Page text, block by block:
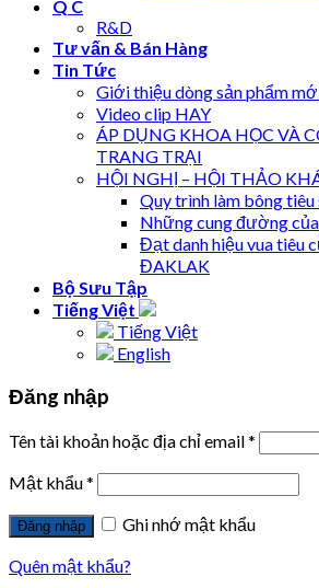
Q C
R&D
Tư vấn & Bán Hàng
Tin Tức
Giới thiệu dòng sản phẩm
Video clip HAY
ÁP DỤNG KHOA HỌC VÀ
TRANG TRẠI
HỘI NGHỊ – HỘI THẢO
Quy trình làm bông tiêu
Những cung đường
Đạt danh hiệu vua tiêu
ĐAKLAK
Bộ Sưu Tập
Tiếng Việt
Tiếng Việt
English
Đăng nhập
Tên tài khoản hoặc địa chỉ email*
Mật khẩu*
Ghi nhớ mật khẩu
Quên mật khẩu?